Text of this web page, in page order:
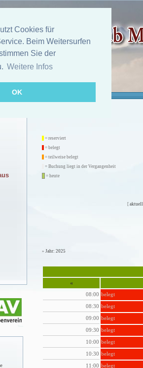
Cookies für
Beim Weitersurfen
Sie der
Weitere Infos
OK
= reserviert
= belegt
= teilweise belegt
= Buchung liegt in der Vergangenheit
= heute
[
» Jahr: 2025
«
08:00 belegt
08:30 belegt
09:00 belegt
09:30 belegt
10:00 belegt
10:30 belegt
11:00 belegt